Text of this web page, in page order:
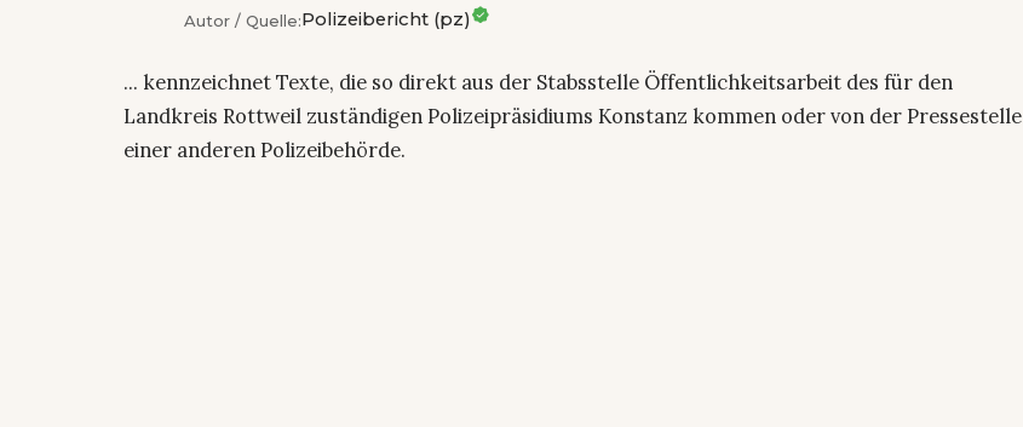
Autor / Quelle:Polizeibericht (pz)
... kennzeichnet Texte, die so direkt aus der Stabsstelle Öffentlichkeitsarbeit des für den
Landkreis Rottweil zuständigen Polizeipräsidiums Konstanz kommen oder von der Pressestelle
einer anderen Polizeibehörde.